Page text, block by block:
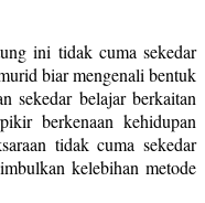
ini tidak cuma sekedar
biar mengenali bentuk
sekedar belajar berkaitan
berkenaan kehidupan
tidak cuma sekedar
kelebihan metode